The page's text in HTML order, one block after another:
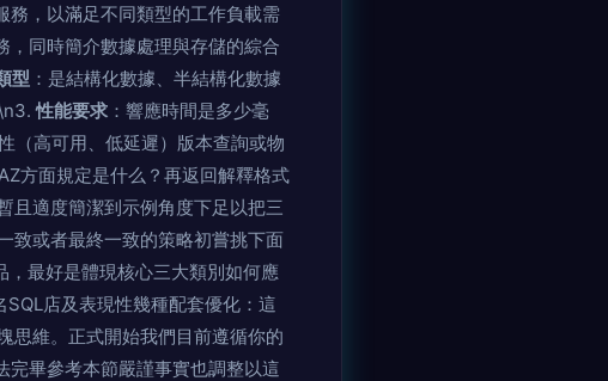
，以滿足不同類型的工作負載需
同時簡介數據處理與存儲的綜合
型 ：是結構化數據、半結構化數據
\n3.性能要求 ：響應時間是多少毫
（高可用、低延遲）版本查詢或物
方面規定是什么？再返回解釋格式
且適度簡潔到示例角度下足以把三
致或者最終一致的策略初嘗挑下面
最好是體現核心三大類別如何應
店及表現性幾種配套優化：這
思維。正式開始我們目前遵循你的
畢參考本節嚴謹事實也調整以這